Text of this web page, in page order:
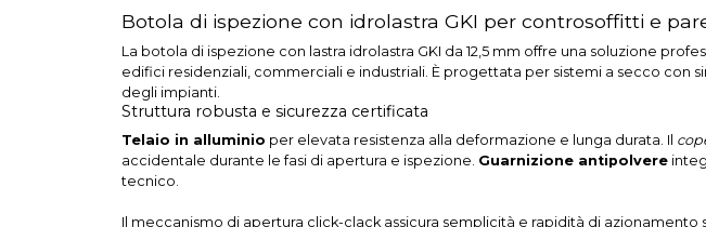
Botola di ispezione con idrolastra GKI per controsoffitti e
La botola di ispezione con lastra idrolastra GKI da 12,5 mm offre una soluzione
edifici residenziali, commerciali e industriali. È progettata per sistemi a secco con
degli impianti.
Struttura robusta e sicurezza certificata
Telaio in alluminio per elevata resistenza alla deformazione e lunga durata. Il
accidentale durante le fasi di apertura e ispezione. Guarnizione antipolvere
tecnico.
Il meccanismo di apertura click-clack assicura semplicità e rapidità di